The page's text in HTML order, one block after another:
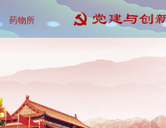
药物所